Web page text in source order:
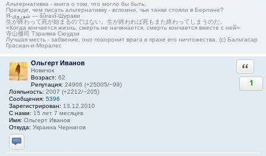
Альтернативка - книга о том, что могло бы быть.
Прежде, чем писать альтернативку - вспомни, чьи танки стояли в Берлине?
Я-شوروی — šûravî-Шурави
生が終わって死が始まるのではない。生が終われば死もまた終わってしまうのだ。
«Когда кончается жизнь, смерть не начинается, смерть кончается вместе с ней»
寺山修司 Тэраяма Сюудзи
Лучшая месть - забвение, оно похоронит врага в прахе его ничтожества. (с) Бальтасар
Грасиан-и-Моралес
Ольгерт Иванов
Новичок
Возраст: 62
Репутация: 24906 (+25005/−99)
Лояльность: 2007 (+2212/−205)
Сообщения: 5396
Зарегистрирован: 13.12.2010
С нами: 15 лет 7 месяцев
Имя: Ольгерт Иванов
Откуда: Украина Чернигов
Отправить личное сообщение
1